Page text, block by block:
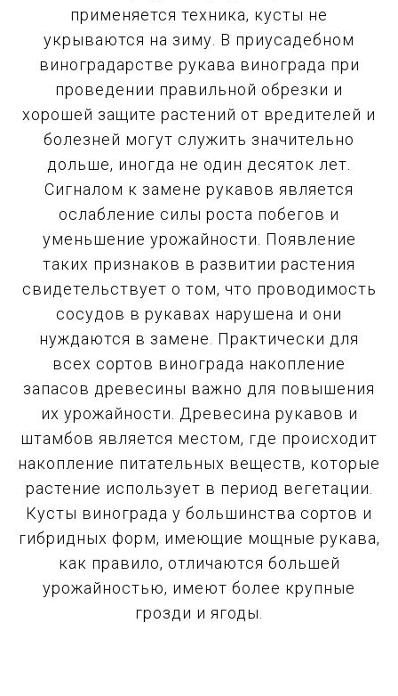
применяется техника, кусты не
укрываются на зиму. В приусадебном
виноградарстве рукава винограда при
проведении правильной обрезки и
хорошей защите растений от вредителей и
болезней могут служить значительно
дольше, иногда не один десяток лет.
Сигналом к замене рукавов является
ослабление силы роста побегов и
уменьшение урожайности. Появление
таких признаков в развитии растения
свидетельствует о том, что проводимость
сосудов в рукавах нарушена и они
нуждаются в замене. Практически для
всех сортов винограда накопление
запасов древесины важно для повышения
их урожайности. Древесина рукавов и
штамбов является местом, где происходит
накопление питательных веществ, которые
растение использует в период вегетации.
Кусты винограда у большинства сортов и
гибридных форм, имеющие мощные рукава,
как правило, отличаются большей
урожайностью, имеют более крупные
грозди и ягоды.